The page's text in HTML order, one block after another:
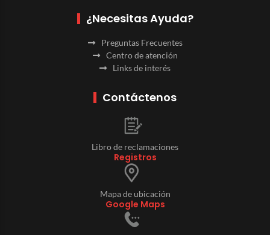
¿Necesitas Ayuda?
Preguntas Frecuentes
Centro de atención
Links de interés
Contáctenos
Libro de reclamaciones
Registros
Mapa de ubicación
Google Maps